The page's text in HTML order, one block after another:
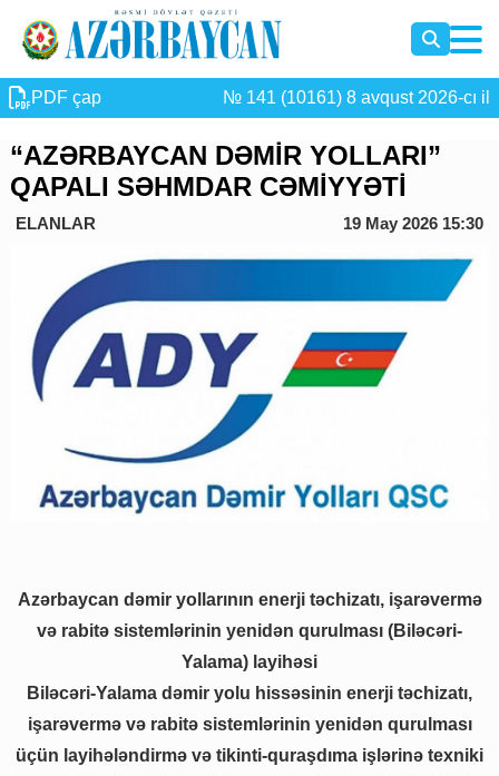
PDF çap № 141 (10161) 8 avqust 2026-cı il
“AZƏRBAYCAN DƏMİR YOLLARI”
QAPALI SƏHMDAR CƏMİYYƏTİ
ELANLAR 19 May 2026 15:30
Azərbaycan dəmir yollarının enerji təchizatı, işarəvermə
və rabitə sistemlərinin yenidən qurulması (Biləcəri-
Yalama) layihəsi
Biləcəri-Yalama dəmir yolu hissəsinin enerji təchizatı,
işarəvermə və rabitə sistemlərinin yenidən qurulması
üçün layihələndirmə və tikinti-quraşdıma işlərinə texniki